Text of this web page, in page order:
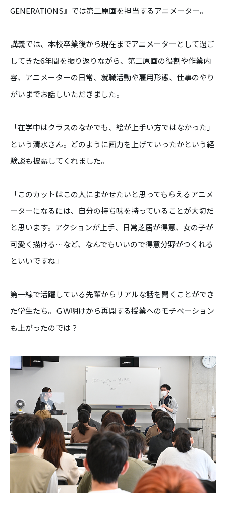
GENERATIONS』では第二原画を担当するアニメーター。
講義では、本校卒業後から現在までアニメーターとして過ご
してきた6年間を振り返りながら、第二原画の役割や作業内
容、アニメーターの日常、就職活動や雇用形態、仕事のやり
がいまでお話しいただきました。
「在学中はクラスのなかでも、絵が上手い方ではなかった」
という清水さん。どのように画力を上げていったかという経
験談も披露してくれました。
「このカットはこの人にまかせたいと思ってもらえるアニメ
ーターになるには、自分の持ち味を持っていることが大切だ
と思います。アクションが上手、日常芝居が得意、女の子が
可愛く描ける…など、なんでもいいので得意分野がつくれる
といいですね」
第一線で活躍している先輩からリアルな話を聞くことができ
た学生たち。ＧＷ明けから再開する授業へのモチベーション
も上がったのでは？